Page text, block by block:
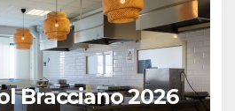
Bracciano 2026